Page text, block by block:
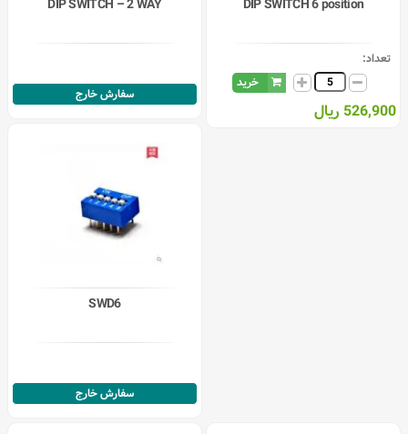
DIP SWITCH 6 position
تعداد:
خرید
526,900 ریال
DIP SWITCH – 2 WAY
سفارش خارج
SWD6
سفارش خارج